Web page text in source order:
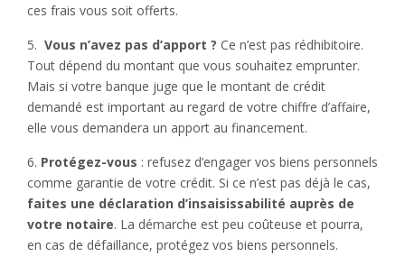
ces frais vous soit offerts.
5. Vous n’avez pas d’apport ? Ce n’est pas rédhibitoire.
Tout dépend du montant que vous souhaitez emprunter.
Mais si votre banque juge que le montant de crédit
demandé est important au regard de votre chiffre d’affaire,
elle vous demandera un apport au financement.
6. Protégez-vous : refusez d’engager vos biens personnels
comme garantie de votre crédit. Si ce n’est pas déjà le cas,
faites une déclaration d’insaisissabilité auprès de
votre notaire. La démarche est peu coûteuse et pourra,
en cas de défaillance, protégez vos biens personnels.